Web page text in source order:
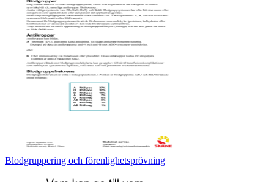
Blodgruppering och förenlighetsprövning